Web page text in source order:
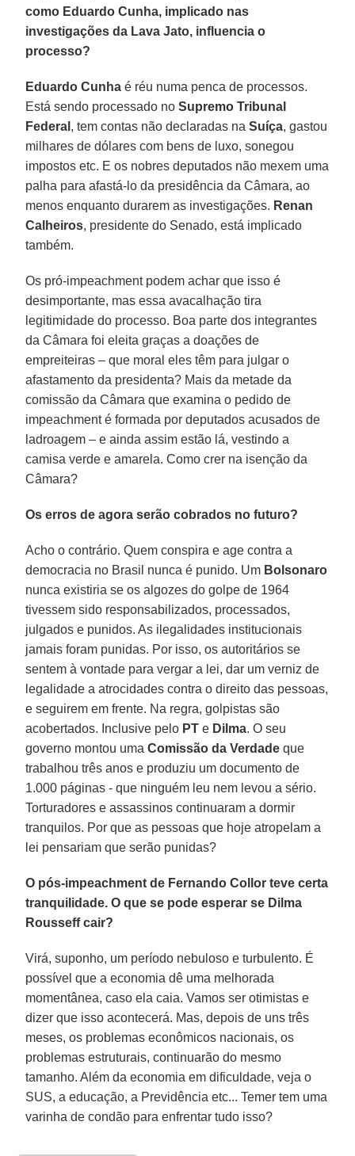
como Eduardo Cunha, implicado nas
investigações da Lava Jato, influencia o
processo?
Eduardo Cunha é réu numa penca de processos.
Está sendo processado noSupremo Tribunal
Federal , tem contas não declaradas naSuíça, gastou
milhares de dólares com bens de luxo, sonegou
impostos etc. E os nobres deputados não mexem uma
palha para afastá-lo da presidência da Câmara, ao
menos enquanto durarem as investigações. Renan
Calheiros, presidente do Senado, está implicado
também.
Os pró-impeachment podem achar que isso é
desimportante, mas essa avacalhação tira
legitimidade do processo. Boa parte dos integrantes
da Câmara foi eleita graças a doações de
empreiteiras – que moral eles têm para julgar o
afastamento da presidenta? Mais da metade da
comissão da Câmara que examina o pedido de
impeachment é formada por deputados acusados de
ladroagem – e ainda assim estão lá, vestindo a
camisa verde e amarela. Como crer na isenção da
Câmara?
Os erros de agora serão cobrados no futuro?
Acho o contrário. Quem conspira e age contra a
democracia no Brasil nunca é punido. Um Bolsonaro
nunca existiria se os algozes do golpe de 1964
tivessem sido responsabilizados, processados,
julgados e punidos. As ilegalidades institucionais
jamais foram punidas. Por isso, os autoritários se
sentem à vontade para vergar a lei, dar um verniz de
legalidade a atrocidades contra o direito das pessoas,
e seguirem em frente. Na regra, golpistas são
acobertados. Inclusive pelo PT e Dilma. O seu
governo montou umaComissão da Verdade que
trabalhou três anos e produziu um documento de
1.000 páginas - que ninguém leu nem levou a sério.
Torturadores e assassinos continuaram a dormir
tranquilos. Por que as pessoas que hoje atropelam a
lei pensariam que serão punidas?
O pós-impeachment de Fernando Collor teve certa
tranquilidade. O que se pode esperar se Dilma
Rousseff cair?
Virá, suponho, um período nebuloso e turbulento. É
possível que a economia dê uma melhorada
momentânea, caso ela caia. Vamos ser otimistas e
dizer que isso acontecerá. Mas, depois de uns três
meses, os problemas econômicos nacionais, os
problemas estruturais, continuarão do mesmo
tamanho. Além da economia em dificuldade, veja o
SUS, a educação, a Previdência etc... Temer tem uma
varinha de condão para enfrentar tudo isso?